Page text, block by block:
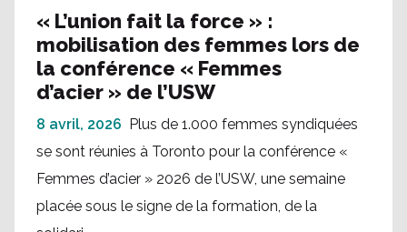
« L’union fait la force » :
mobilisation des femmes lors de
la conférence « Femmes
d’acier » de l’USW
8 avril, 2026 Plus de 1.000 femmes syndiquées
se sont réunies à Toronto pour la conférence «
Femmes d’acier » 2026 de l’USW, une semaine
placée sous le signe de la formation, de la